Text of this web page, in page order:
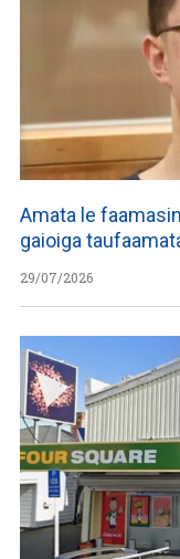
Amata le
gaioiga
29/07/2026